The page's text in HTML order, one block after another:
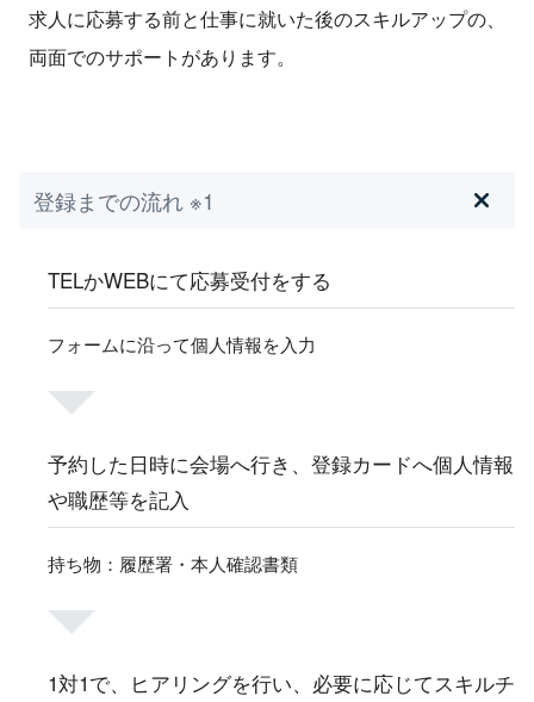
求人に応募する前と仕事に就いた後のスキルアップの、
両面でのサポートがあります。
登録までの流れ ※1
TELかWEBにて応募受付をする
フォームに沿って個人情報を入力
予約した日時に会場へ行き、登録カードへ個人情報
や職歴等を記入
持ち物：履歴署・本人確認書類
1対1で、ヒアリングを行い、必要に応じてスキルチ